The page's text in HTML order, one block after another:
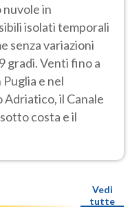
in
isolati temporali
senza variazioni
gradi. Venti fino a
e nel
Adriatico, il Canale
costa e il
Vedi
tutte